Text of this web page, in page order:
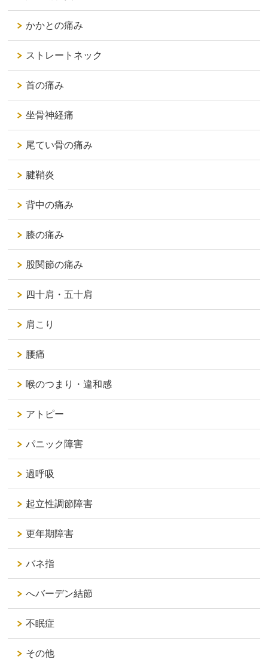
かかとの痛み
ストレートネック
首の痛み
坐骨神経痛
尾てい骨の痛み
腱鞘炎
背中の痛み
膝の痛み
股関節の痛み
四十肩・五十肩
肩こり
腰痛
喉のつまり・違和感
アトピー
パニック障害
過呼吸
起立性調節障害
更年期障害
バネ指
へバーデン結節
不眠症
その他